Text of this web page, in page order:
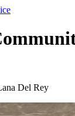
Del Rey